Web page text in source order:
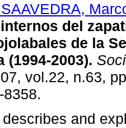
del
de la
(1994-2003).
vol.22, n.63,
8358.
and